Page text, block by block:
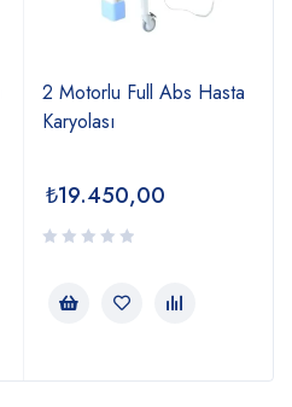
2 Motorlu Full Abs Hasta
Karyolası
₺19.450,00